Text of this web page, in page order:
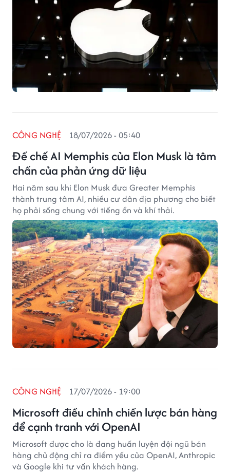
Đế chế AI Memphis của Elon Musk là tâm
chấn của phản ứng dữ liệu
CÔNG NGHỆ 18/07/2026 - 05:40
Hai năm sau khi Elon Musk đưa Greater Memphis
thành trung tâm AI, nhiều cư dân địa phương cho biết
họ phải sống chung với tiếng ồn và khí thải.
Microsoft điều chỉnh chiến lược bán hàng
để cạnh tranh với OpenAI
CÔNG NGHỆ 17/07/2026 - 19:00
Microsoft được cho là đang huấn luyện đội ngũ bán
hàng chủ động chỉ ra điểm yếu của OpenAI, Anthropic
và Google khi tư vấn khách hàng.